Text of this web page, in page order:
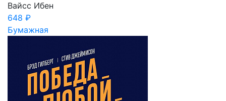
Вайсс Ибен
648 ₽
Бумажная